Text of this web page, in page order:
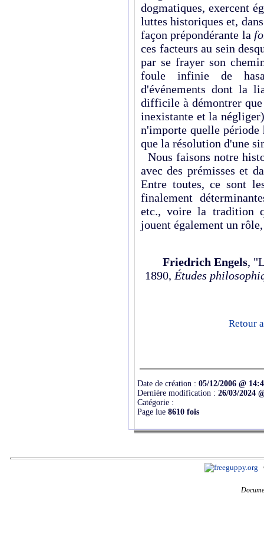
dogmatiques, exercent
luttes historiques et,
façon prépondérante la
ces facteurs au sein
par se frayer son
foule infinie de
d'événements dont la
difficile à démontrer que
inexistante et la
n'importe quelle
que la résolution d'une
Nous faisons notre
avec des prémisses et
Entre toutes, ce sont
finalement
etc., voire la tradition
jouent également un
Friedrich Engels,
1890, Études
Retour
Date de création : 05/12/2006 @
Dernière modification : 26/03/2024
Catégorie :
Page lue 8610 fois